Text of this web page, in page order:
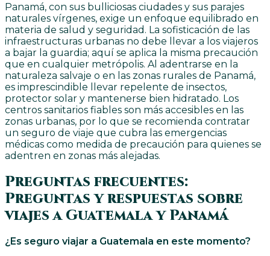
Panamá, con sus bulliciosas ciudades y sus parajes
naturales vírgenes, exige un enfoque equilibrado en
materia de salud y seguridad. La sofisticación de las
infraestructuras urbanas no debe llevar a los viajeros
a bajar la guardia; aquí se aplica la misma precaución
que en cualquier metrópolis. Al adentrarse en la
naturaleza salvaje o en las zonas rurales de Panamá,
es imprescindible llevar repelente de insectos,
protector solar y mantenerse bien hidratado. Los
centros sanitarios fiables son más accesibles en las
zonas urbanas, por lo que se recomienda contratar
un seguro de viaje que cubra las emergencias
médicas como medida de precaución para quienes se
adentren en zonas más alejadas.
Preguntas frecuentes:
Preguntas y respuestas sobre
viajes a Guatemala y Panamá
¿Es seguro viajar a Guatemala en este momento?